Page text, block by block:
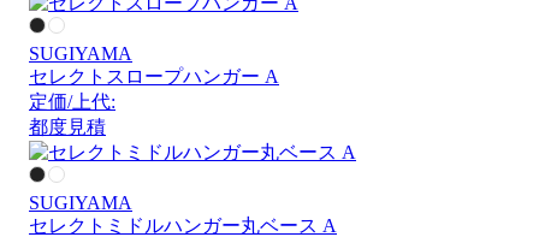
SUGIYAMA
セレクトスロープハンガー A
定価/上代:
都度見積
SUGIYAMA
セレクトミドルハンガー丸ベース A